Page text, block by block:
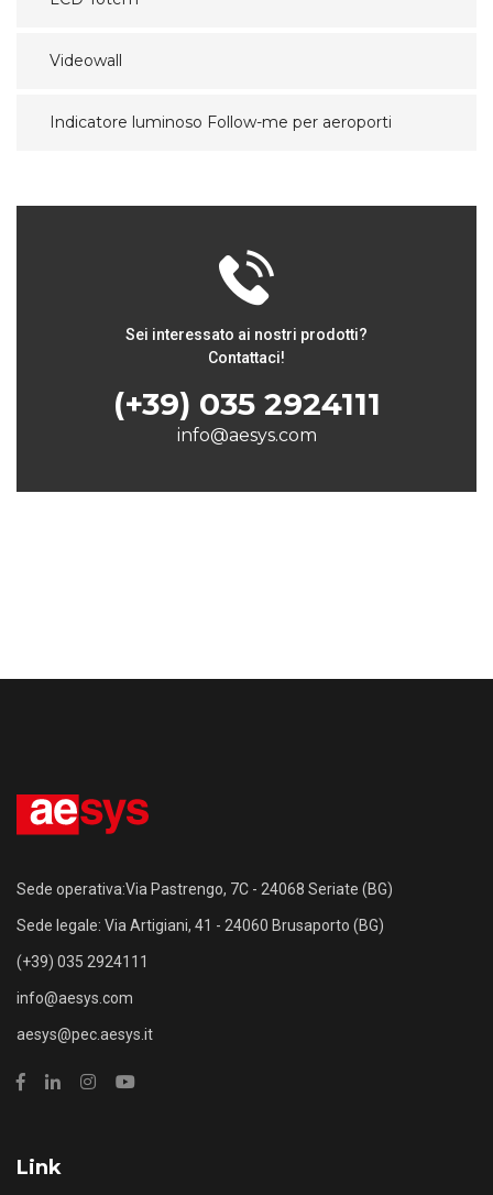
Videowall
Indicatore luminoso Follow-me per aeroporti
Sei interessato ai nostri prodotti?
Contattaci!
(+39) 035 2924111
info@aesys.com
Sede operativa:Via Pastrengo, 7C - 24068 Seriate (BG)
Sede legale: Via Artigiani, 41 - 24060 Brusaporto (BG)
(+39) 035 2924111
info@aesys.com
aesys@pec.aesys.it
Link